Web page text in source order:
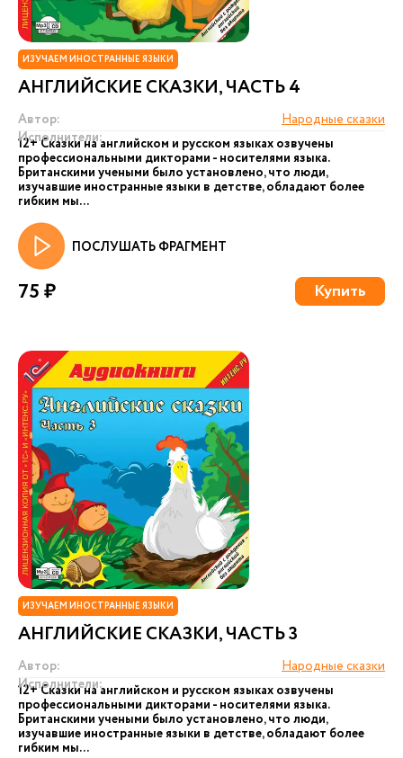
ИЗУЧАЕМ ИНОСТРАННЫЕ ЯЗЫКИ
АНГЛИЙСКИЕ СКАЗКИ, ЧАСТЬ 4
Автор:
Народные сказки
Исполнители:
12+ Сказки на английском и русском языках озвучены
профессиональными дикторами - носителями языка.
Британскими учеными было установлено, что люди,
изучавшие иностранные языки в детстве, обладают более
гибким мы...
ПОСЛУШАТЬ ФРАГМЕНТ
75 ₽ Купить
ИЗУЧАЕМ ИНОСТРАННЫЕ ЯЗЫКИ
АНГЛИЙСКИЕ СКАЗКИ, ЧАСТЬ 3
Автор:
Народные сказки
Исполнители:
12+ Сказки на английском и русском языках озвучены
профессиональными дикторами - носителями языка.
Британскими учеными было установлено, что люди,
изучавшие иностранные языки в детстве, обладают более
гибким мы...